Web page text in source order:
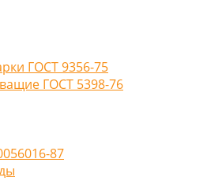
ГОСТ 9356-75
ГОСТ 5398-76
87